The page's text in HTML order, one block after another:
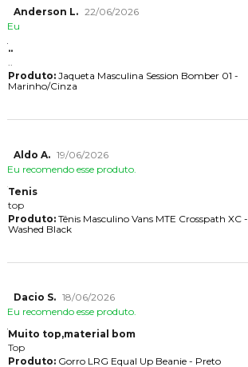
Anderson L. 22/06/2026
Eu
..
..
Produto:Jaqueta Masculina Session Bomber 01 -
Marinho/Cinza
Aldo A. 19/06/2026
Eu recomendo esse produto.
Tenis
top
Produto:Tênis Masculino Vans MTE Crosspath XC -
Washed Black
Dacio S. 18/06/2026
Eu recomendo esse produto.
Muito top,material bom
Top
Produto:Gorro LRG Equal Up Beanie - Preto